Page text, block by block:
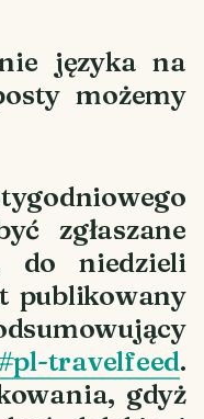
języka na
możemy
zgłaszane
do niedzieli
publikowany
travelfeed.
gdyż